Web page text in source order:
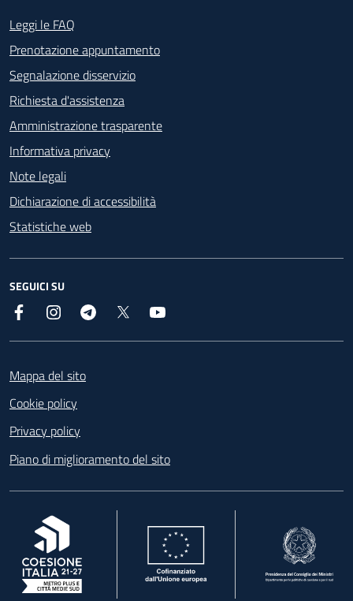
Footer - Contatti
Leggi le FAQ
Prenotazione appuntamento
Segnalazione disservizio
Richiesta d'assistenza
Amministrazione trasparente
Informativa privacy
Note legali
Dichiarazione di accessibilità
Statistiche web
SEGUICI SU
Facebook InstagramTelegram
Mappa del sito
Cookie policy
Privacy policy
Piano di miglioramento del sito
, apre in una nuova scheda